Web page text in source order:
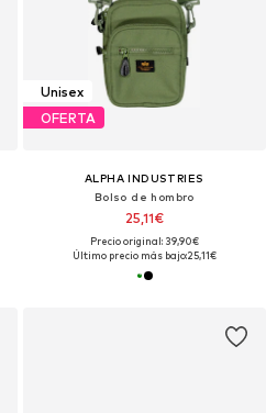
Unisex
OFERTA
ALPHA INDUSTRIES
Bolso de hombro
25,11€
Precio original: 39,90€
Último precio más bajo:25,11€